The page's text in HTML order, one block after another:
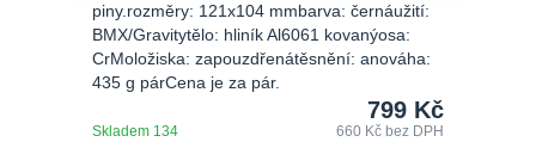
piny.rozměry: 121x104 mmbarva: černáužití:
BMX/Gravitytělo: hliník Al6061 kovanýosa:
CrMoložiska: zapouzdřenátěsnění: anováha:
435 g párCena je za pár.
799 Kč
660 Kčbez DPH
Skladem 134